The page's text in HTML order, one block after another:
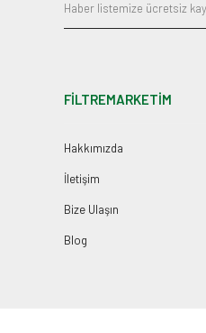
FİLTREMARKETİM
Hakkımızda
İletişim
Bize Ulaşın
Blog